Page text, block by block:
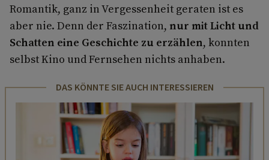
Romantik, ganz in Ver­gessenheit geraten ist es
aber nie. Denn der Faszination, nur mit Licht und
Schatten eine Geschichte zu erzählen, konnten
selbst Kino und Fernsehen nichts anhaben.
DAS KÖNNTE SIE AUCH INTERESSIEREN